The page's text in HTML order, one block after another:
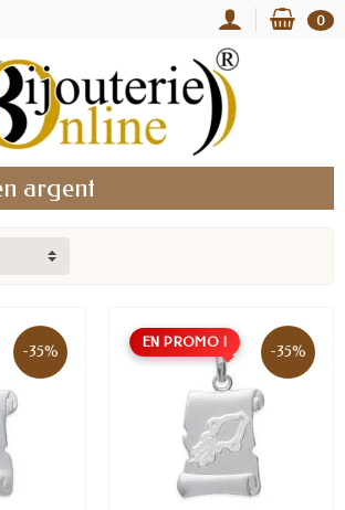
0
argent
-35% EN PROMO ! -35%